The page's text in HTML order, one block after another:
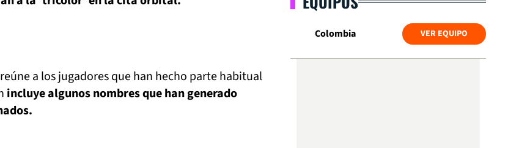
a los jugadores que han hecho parte habitual
incluye algunos nombres que han generado
Colombia VER EQUIPO